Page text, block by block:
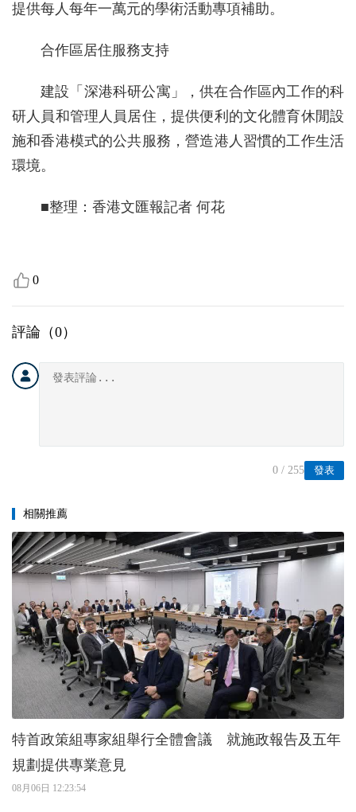
提供每人每年一萬元的學術活動專項補助。
合作區居住服務支持
建設「深港科研公寓」，供在合作區內工作的科
研人員和管理人員居住，提供便利的文化體育休閒設
施和香港模式的公共服務，營造港人習慣的工作生活
環境。
■整理：香港文匯報記者 何花
0
評論（0）
發表
0 / 255
相關推薦
特首政策組專家組舉行全體會議 就施政報告及五年
規劃提供專業意見
08月06日 12:23:54